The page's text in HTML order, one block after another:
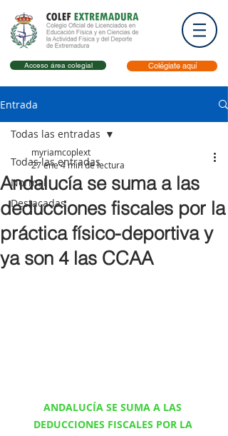
Acceso área colegial Colégiate aquí
Entrada
Todas las entradas
Normal
Destacadas
Todas las entradas
Andalucía se suma a las
deducciones fiscales por la
práctica físico-deportiva y
ya son 4 las CCAA
myriamcoplext
27 ene4 min de lectura
ANDALUCÍA SE SUMA A LAS
DEDUCCIONES FISCALES POR LA